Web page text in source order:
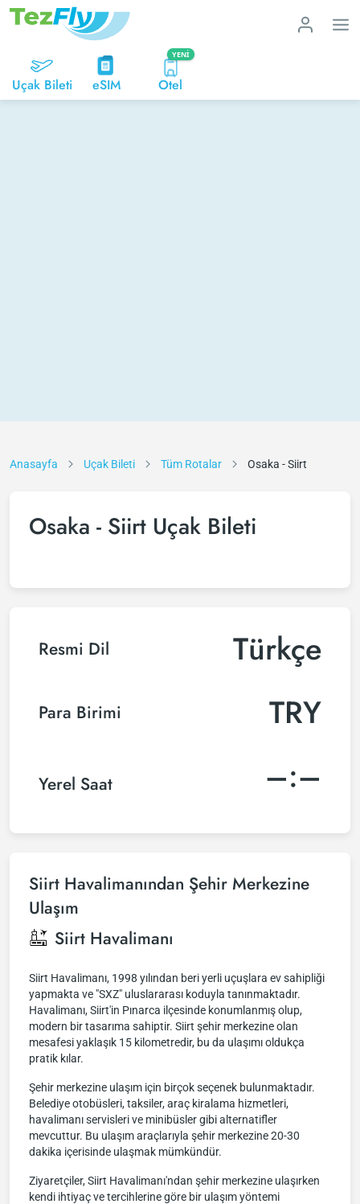
Uçak Bileti eSIM
YENI
Otel
Anasayfa Uçak Bileti Tüm Rotalar Osaka - Siirt
Osaka - Siirt Uçak Bileti
Resmi Dil Türkçe
Para Birimi TRY
Yerel Saat –:–
Siirt Havalimanından Şehir Merkezine
Ulaşım
Siirt Havalimanı
Siirt Havalimanı, 1998 yılından beri yerli uçuşlara ev sahipliği
yapmakta ve "SXZ" uluslararası koduyla tanınmaktadır.
Havalimanı, Siirt'in Pınarca ilçesinde konumlanmış olup,
modern bir tasarıma sahiptir. Siirt şehir merkezine olan
mesafesi yaklaşık 15 kilometredir, bu da ulaşımı oldukça
pratik kılar.
Şehir merkezine ulaşım için birçok seçenek bulunmaktadır.
Belediye otobüsleri, taksiler, araç kiralama hizmetleri,
havalimanı servisleri ve minibüsler gibi alternatifler
mevcuttur. Bu ulaşım araçlarıyla şehir merkezine 20-30
dakika içerisinde ulaşmak mümkündür.
Ziyaretçiler, Siirt Havalimanı'ndan şehir merkezine ulaşırken
kendi ihtiyaç ve tercihlerine göre bir ulaşım yöntemi